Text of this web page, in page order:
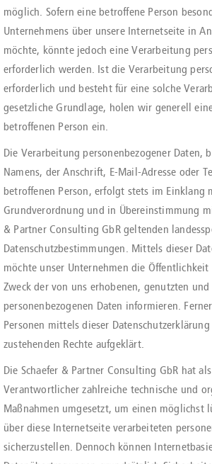
möglich. Sofern eine betroffene Person
Unternehmens über unsere Internetseite in
möchte, könnte jedoch eine Verarbeitung
erforderlich werden. Ist die Verarbeitung
erforderlich und besteht für eine solche
gesetzliche Grundlage, holen wir generell
betroffenen Person ein.
Die Verarbeitung personenbezogener Daten,
Namens, der Anschrift, E-Mail-Adresse oder
betroffenen Person, erfolgt stets im Einklang
Grundverordnung und in Übereinstimmung
& Partner Consulting GbR geltenden
Datenschutzbestimmungen. Mittels dieser
möchte unser Unternehmen die
Zweck der von uns erhobenen, genutzten
personenbezogenen Daten informieren.
Personen mittels dieser
zustehenden Rechte aufgeklärt.
Die Schaefer & Partner Consulting GbR hat
Verantwortlicher zahlreiche technische und
Maßnahmen umgesetzt, um einen möglichst
über diese Internetseite verarbeiteten
sicherzustellen. Dennoch können